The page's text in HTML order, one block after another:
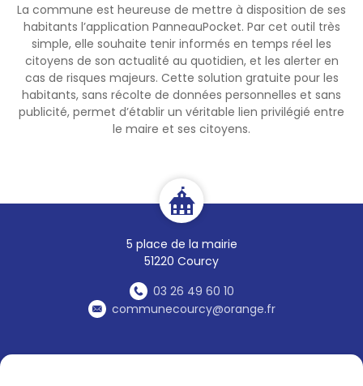
La commune est heureuse de mettre à disposition de ses
habitants l’application PanneauPocket. Par cet outil très
simple, elle souhaite tenir informés en temps réel les
citoyens de son actualité au quotidien, et les alerter en
cas de risques majeurs. Cette solution gratuite pour les
habitants, sans récolte de données personnelles et sans
publicité, permet d’établir un véritable lien privilégié entre
le maire et ses citoyens.
5 place de la mairie
51220 Courcy
03 26 49 60 10
communecourcy@orange.fr